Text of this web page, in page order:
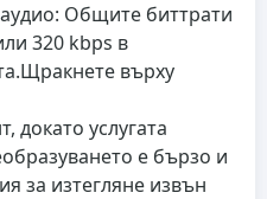
Общите биттрати
320 kbps в
Щракнете върху
докато услугата
е бързо и
за изтегляне извън